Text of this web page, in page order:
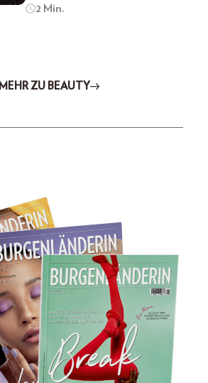
2 Min.
MEHR ZU BEAUTY